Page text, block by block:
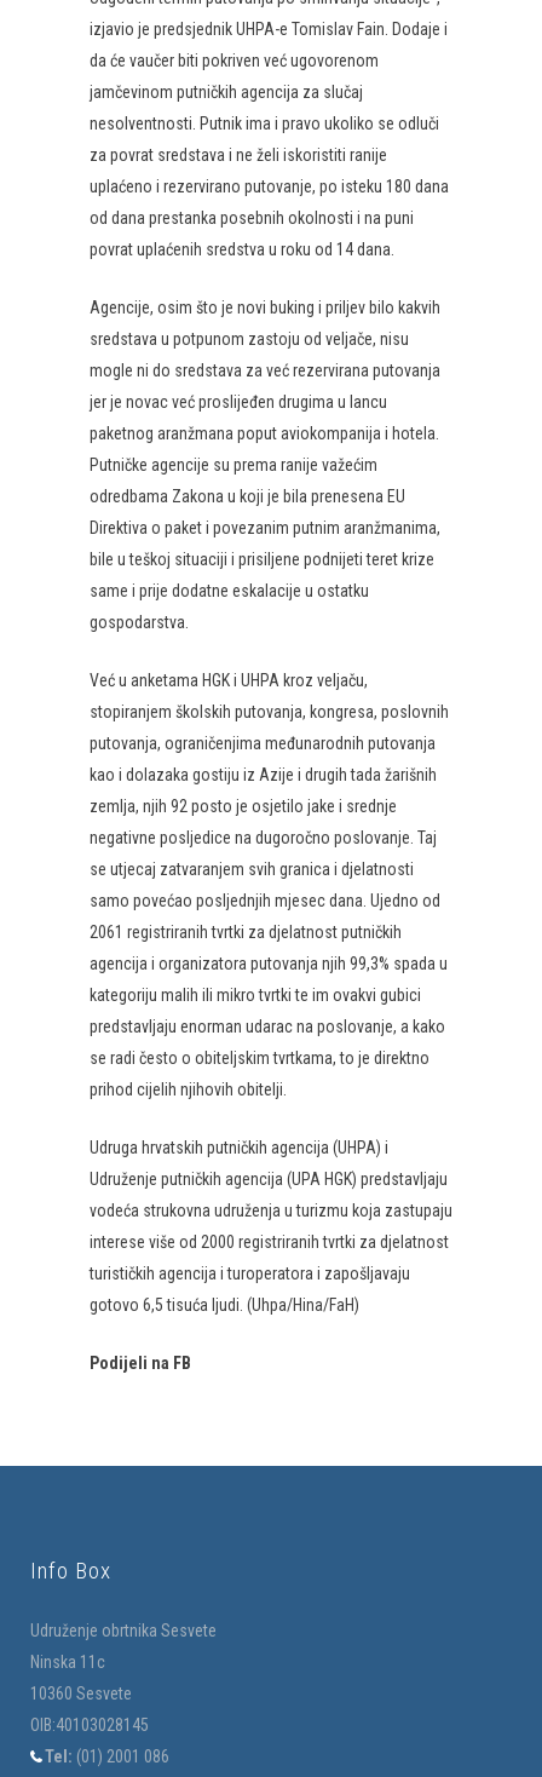
izjavio je predsjednik UHPA-e Tomislav Fain. Dodaje i
da će vaučer biti pokriven već ugovorenom
jamčevinom putničkih agencija za slučaj
nesolventnosti. Putnik ima i pravo ukoliko se odluči
za povrat sredstava i ne želi iskoristiti ranije
uplaćeno i rezervirano putovanje, po isteku 180 dana
od dana prestanka posebnih okolnosti i na puni
povrat uplaćenih sredstva u roku od 14 dana.
Agencije, osim što je novi buking i priljev bilo kakvih
sredstava u potpunom zastoju od veljače, nisu
mogle ni do sredstava za već rezervirana putovanja
jer je novac već proslijeđen drugima u lancu
paketnog aranžmana poput aviokompanija i hotela.
Putničke agencije su prema ranije važećim
odredbama Zakona u koji je bila prenesena EU
Direktiva o paket i povezanim putnim aranžmanima,
bile u teškoj situaciji i prisiljene podnijeti teret krize
same i prije dodatne eskalacije u ostatku
gospodarstva.
Već u anketama HGK i UHPA kroz veljaču,
stopiranjem školskih putovanja, kongresa, poslovnih
putovanja, ograničenjima međunarodnih putovanja
kao i dolazaka gostiju iz Azije i drugih tada žarišnih
zemlja, njih 92 posto je osjetilo jake i srednje
negativne posljedice na dugoročno poslovanje. Taj
se utjecaj zatvaranjem svih granica i djelatnosti
samo povećao posljednjih mjesec dana. Ujedno od
2061 registriranih tvrtki za djelatnost putničkih
agencija i organizatora putovanja njih 99,3% spada u
kategoriju malih ili mikro tvrtki te im ovakvi gubici
predstavljaju enorman udarac na poslovanje, a kako
se radi često o obiteljskim tvrtkama, to je direktno
prihod cijelih njihovih obitelji.
Udruga hrvatskih putničkih agencija (UHPA) i
Udruženje putničkih agencija (UPA HGK) predstavljaju
vodeća strukovna udruženja u turizmu koja zastupaju
interese više od 2000 registriranih tvrtki za djelatnost
turističkih agencija i turoperatora i zapošljavaju
gotovo 6,5 tisuća ljudi. (Uhpa/Hina/FaH)
Podijeli na FB
Info Box
Udruženje obrtnika Sesvete
Ninska 11c
10360 Sesvete
OIB:40103028145
Tel: (01) 2001 086